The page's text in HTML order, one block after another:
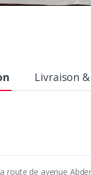
Livraison
route de avenue